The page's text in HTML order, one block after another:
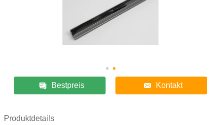
Bestpreis Kontakt
Produktdetails